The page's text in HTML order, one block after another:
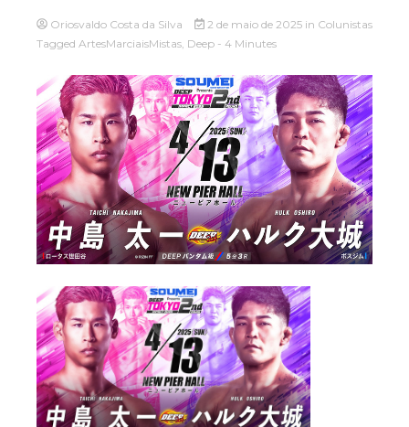
Oriosvaldo Costa da Silva 2 de maio de 2025 in Colunistas
Tagged ArtesMarciaisMistas Deep - 4 Minutes